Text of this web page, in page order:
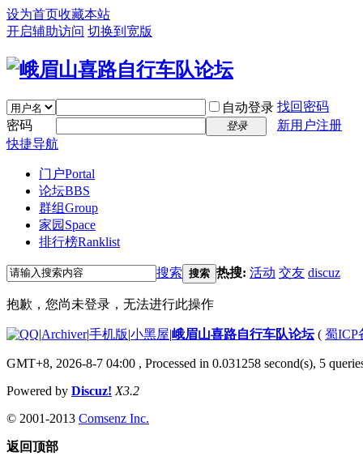
设为首页收藏本站
开启辅助访问 切换到宽版
自动登录 找回密码
密码
登录
新用户注册
快捷导航
门户Portal
论坛BBS
群组Group
家园 Space
排行榜Ranklist
搜索 搜索 热搜: 活动 交友 discuz
抱歉，您尚未登录，无法进行此操作
|Archiver|手机版|小黑屋|峨眉山喜路自行车队论坛( 蜀ICP
GMT+8, 2026-8-7 04:00 , Processed in 0.031258 second(s), 5
Powered by Discuz! X3.2
© 2001-2013 Comsenz Inc.
返回顶部